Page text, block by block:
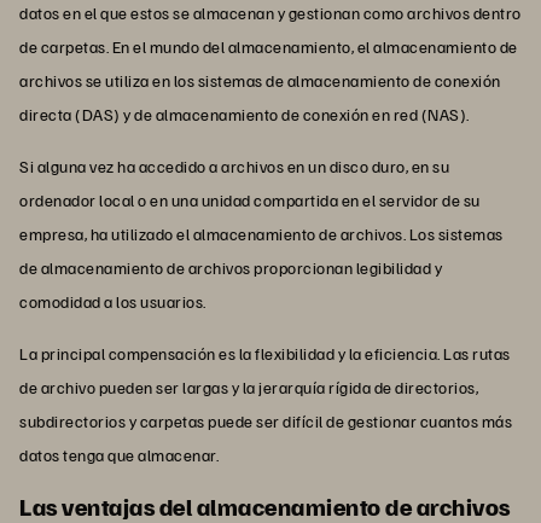
datos en el que estos se almacenan y gestionan como archivos dentro
de carpetas. En el mundo del almacenamiento, el almacenamiento de
archivos se utiliza en los sistemas de almacenamiento de conexión
directa (DAS) y de almacenamiento de conexión en red (NAS).
Si alguna vez ha accedido a archivos en un disco duro, en su
ordenador local o en una unidad compartida en el servidor de su
empresa, ha utilizado el almacenamiento de archivos. Los sistemas
de almacenamiento de archivos proporcionan legibilidad y
comodidad a los usuarios.
La principal compensación es la flexibilidad y la eficiencia. Las rutas
de archivo pueden ser largas y la jerarquía rígida de directorios,
subdirectorios y carpetas puede ser difícil de gestionar cuantos más
datos tenga que almacenar.
Las ventajas del almacenamiento de archivos